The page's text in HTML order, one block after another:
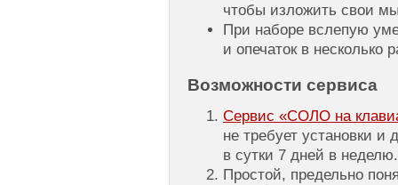
чтобы изложить свои
При наборе вслепую
и опечаток в несколько
Возможности сервиса
Сервис «СОЛО на
не требует установки и
в сутки 7 дней в неделю.
Простой, предельно